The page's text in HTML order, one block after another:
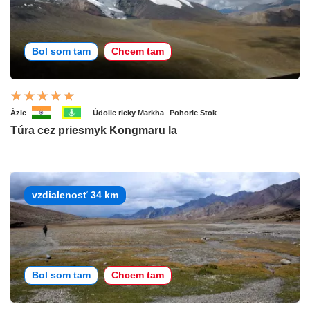
Bol som tam Chcem tam
Ázie Údolie rieky Markha Pohorie Stok
Túra cez priesmyk Kongmaru la
vzdialenosť 34 km
Bol som tam Chcem tam